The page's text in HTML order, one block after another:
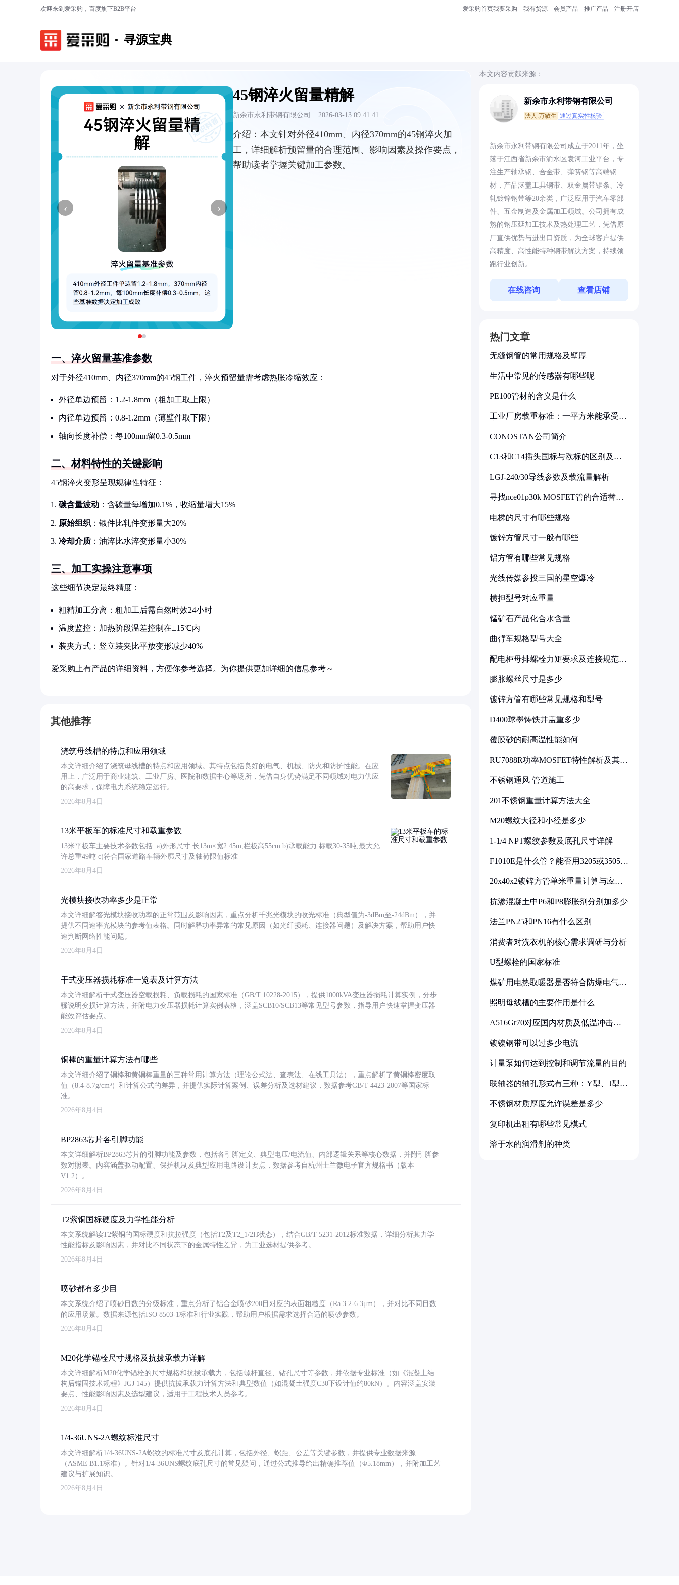
欢迎来到爱采购，百度旗下B2B平台 爱采购首页我要采购 我有货源 会员产品 推广产品 注册开店
寻源宝典
‹ ›
45钢淬火留量精解
新余市永利带钢有限公司 · 2026-03-13 09:41:41
介绍： 本文针对外径410mm、内径370mm的45钢淬火加
工，详细解析预留量的合理范围、影响因素及操作要点，
帮助读者掌握关键加工参数。
一、淬火留量基准参数
对于外径410mm、内径370mm的45钢工件，淬火预留量需考虑热胀冷缩效应：
外径单边预留：1.2-1.8mm（粗加工取上限）
内径单边预留：0.8-1.2mm（薄壁件取下限）
轴向长度补偿：每100mm留0.3-0.5mm
二、材料特性的关键影响
45钢淬火变形呈现规律性特征：
碳含量波动 ：含碳量每增加0.1%，收缩量增大15%
原始组织 ：锻件比轧件变形量大20%
冷却介质 ：油淬比水淬变形量小30%
三、加工实操注意事项
这些细节决定最终精度：
粗精加工分离：粗加工后需自然时效24小时
温度监控：加热阶段温差控制在±15℃内
装夹方式：竖立装夹比平放变形减少40%
爱采购上有产品的详细资料，方便你参考选择。为你提供更加详细的信息参考～
其他推荐
浇筑母线槽的特点和应用领域
本文详细介绍了浇筑母线槽的特点和应用领域。其特点包括良好的电气、机械、防火和防护性能。在应
用上，广泛用于商业建筑、工业厂房、医院和数据中心等场所，凭借自身优势满足不同领域对电力供应
的高要求，保障电力系统稳定运行。
2026年8月4日
13米平板车的标准尺寸和载重参数
13米平板车主要技术参数包括: a)外形尺寸:长13m×宽2.45m,栏板高55cm b)承载能力:标载30-35吨,最大允
许总重49吨 c)符合国家道路车辆外廓尺寸及轴荷限值标准
2026年8月4日
光模块接收功率多少是正常
本文详细解答光模块接收功率的正常范围及影响因素，重点分析千兆光模块的收光标准（典型值为-3dBm至-24dBm），并
提供不同速率光模块的参考值表格。同时解释功率异常的常见原因（如光纤损耗、连接器问题）及解决方案，帮助用户快
速判断网络性能问题。
2026年8月4日
干式变压器损耗标准一览表及计算方法
本文详细解析干式变压器空载损耗、负载损耗的国家标准（GB/T 10228-2015），提供1000kVA变压器损耗计算实例，分步
骤说明变损计算方法，并附电力变压器损耗计算实例表格，涵盖SCB10/SCB13等常见型号参数，指导用户快速掌握变压器
能效评估要点。
2026年8月4日
铜棒的重量计算方法有哪些
本文详细介绍了铜棒和黄铜棒重量的三种常用计算方法（理论公式法、查表法、在线工具法），重点解析了黄铜棒密度取
值（8.4-8.7g/cm³）和计算公式的差异，并提供实际计算案例、误差分析及选材建议，数据参考GB/T 4423-2007等国家标
准。
2026年8月4日
BP2863芯片各引脚功能
本文详细解析BP2863芯片的引脚功能及参数，包括各引脚定义、典型电压/电流值、内部逻辑关系等核心数据，并附引脚参
数对照表。内容涵盖驱动配置、保护机制及典型应用电路设计要点，数据参考自杭州士兰微电子官方规格书（版本
V1.2）。
2026年8月4日
T2紫铜国标硬度及力学性能分析
本文系统解读T2紫铜的国标硬度和抗拉强度（包括T2及T2_1/2H状态），结合GB/T 5231-2012标准数据，详细分析其力学
性能指标及影响因素，并对比不同状态下的金属特性差异，为工业选材提供参考。
2026年8月4日
喷砂都有多少目
本文系统介绍了喷砂目数的分级标准，重点分析了铝合金喷砂200目对应的表面粗糙度（Ra 3.2-6.3μm），并对比不同目数
的应用场景。数据来源包括ISO 8503-1标准和行业实践，帮助用户根据需求选择合适的喷砂参数。
2026年8月4日
M20化学锚栓尺寸规格及抗拔承载力详解
本文详细解析M20化学锚栓的尺寸规格和抗拔承载力，包括螺杆直径、钻孔尺寸等参数，并依据专业标准（如《混凝土结
构后锚固技术规程》JGJ 145）提供抗拔承载力计算方法和典型数值（如混凝土强度C30下设计值约80kN）。内容涵盖安装
要点、性能影响因素及选型建议，适用于工程技术人员参考。
2026年8月4日
1/4-36UNS-2A螺纹标准尺寸
本文详细解析1/4-36UNS-2A螺纹的标准尺寸及底孔计算，包括外径、螺距、公差等关键参数，并提供专业数据来源
（ASME B1.1标准）。针对1/4-36UNS螺纹底孔尺寸的常见疑问，通过公式推导给出精确推荐值（Φ5.18mm），并附加工艺
建议与扩展知识。
2026年8月4日
本文内容贡献来源：
新余市永利带钢有限公司
法人:万敏生 通过真实性核验
新余市永利带钢有限公司成立于2011年，坐
落于江西省新余市渝水区袁河工业平台，专
注生产轴承钢、合金带、弹簧钢等高端钢
材，产品涵盖工具钢带、双金属带锯条、冷
轧镀锌钢带等20余类，广泛应用于汽车零部
件、五金制造及金属加工领域。公司拥有成
熟的钢压延加工技术及热处理工艺，凭借原
厂直供优势与进出口资质，为全球客户提供
高精度、高性能特种钢带解决方案，持续领
跑行业创新。
在线咨询 查看店铺
热门文章
无缝钢管的常用规格及壁厚
生活中常见的传感器有哪些呢
PE100管材的含义是什么
工业厂房载重标准：一平方米能承受多
CONOSTAN公司简介
C13和C14插头国标与欧标的区别及其
LGJ-240/30导线参数及载流量解析
寻找nce01p30k MOSFET管的合适替代
电梯的尺寸有哪些规格
镀锌方管尺寸一般有哪些
铝方管有哪些常见规格
光线传媒参投三国的星空爆冷
横担型号对应重量
锰矿石产品化合水含量
曲臂车规格型号大全
配电柜母排螺栓力矩要求及连接规范详
膨胀螺丝尺寸是多少
镀锌方管有哪些常见规格和型号
D400球墨铸铁井盖重多少
覆膜砂的耐高温性能如何
RU7088R功率MOSFET特性解析及其在
不锈钢通风 管道施工
201不锈钢重量计算方法大全
M20螺纹大径和小径是多少
1-1/4 NPT螺纹参数及底孔尺寸详解
F1010E是什么管？能否用3205或3505代
20x40x2镀锌方管单米重量计算与应用
抗渗混凝土中P6和P8膨胀剂分别加多少
法兰PN25和PN16有什么区别
消费者对洗衣机的核心需求调研与分析
U型螺栓的国家标准
煤矿用电热取暖器是否符合防爆电气设
照明母线槽的主要作用是什么
A516Gr70对应国内材质及低温冲击要
镀镍钢带可以过多少电流
计量泵如何达到控制和调节流量的目的
联轴器的轴孔形式有三种：Y型、J型、
不锈钢材质厚度允许误差是多少
复印机出租有哪些常见模式
溶于水的润滑剂的种类